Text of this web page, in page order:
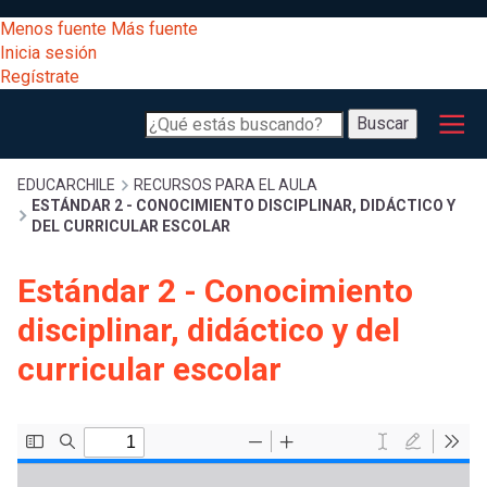
al
contenido
principal
[Educarchile
Escritorio]
Menú
entrar
a
mi
Menos fuente Más fuente
Inicia sesión
Regístrate
Buscar
Buscar
Menú
principal
Desarrollo
Expand
Gestión
curricular
Comunidad
Expand
Exploración
Expand
[Educarchile
sesión
Regístrate
Sobrescribir
enlaces
de
a
EDUCARCHILE
RECURSOS PARA EL AULA
ESTÁNDAR 2 - CONOCIMIENTO DISCIPLINAR, DIDÁCTICO Y
DEL CURRICULAR ESCOLAR
Estándar 2 - Conocimiento
disciplinar, didáctico y del
curricular escolar
registrarte.
Inicia sesión.